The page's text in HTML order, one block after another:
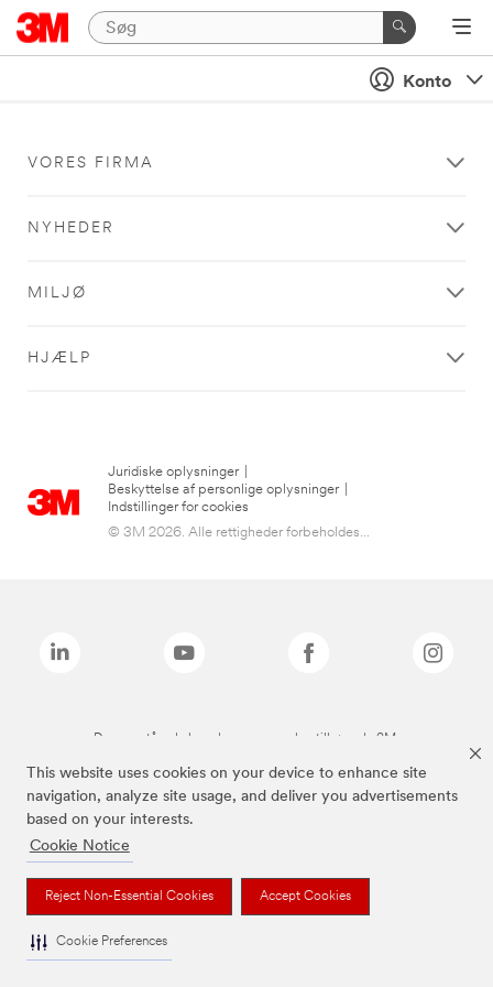
This website uses cookies on your device to enhance site
navigation, analyze site usage, and deliver you advertisements
based on your interests.
Cookie Notice
Reject Non-Essential Cookies Accept Cookies
Cookie Preferences
Konto
VORES FIRMA
NYHEDER
MILJØ
HJÆLP
Juridiske oplysninger
Beskyttelse af personlige oplysninger
Indstillinger for cookies
© 3M 2026. Alle rettigheder forbeholdes...
De ovenstående brands er varemærker tilhørende 3M.